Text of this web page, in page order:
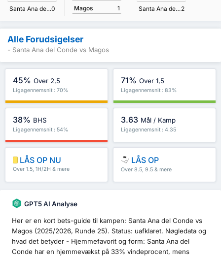
Santa Ana del Conde0
Magos
1
Santa Ana del Conde 2
Alle Forudsigelser
- Santa Ana del Conde vs Magos
45% Over 2,5
Ligagennemsnit : 70%
71% Over 1,5
Ligagennemsnit : 83%
38% BHS
Ligagennemsnit : 54%
3.63 Mål / Kamp
Ligagennemsnit : 4.35
LÅS OP NU
Over 1.5, 1H/2H & mere
LÅS OP
Over 8.5, 9.5 & mere
GPT5 AI Analyse
Her er en kort bets-guide til kampen: Santa Ana del Conde vs
Magos (2025/2026, Runde 25). Status: uafklaret. Nøgledata og
hvad det betyder - Hjemmefavorit og form: Santa Ana del
Conde har en hjemmevækst på 33% vindeprocent, mens